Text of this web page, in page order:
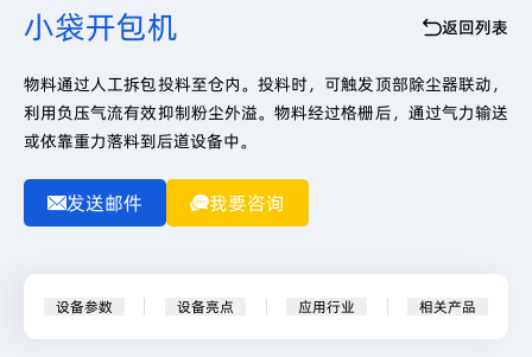
小袋开包机 返回列表
物料通过人工拆包投料至仓内。投料时，可触发顶部除尘器联动，
利用负压气流有效抑制粉尘外溢。物料经过格栅后，通过气力输送
或依靠重力落料到后道设备中。
发送邮件 我要咨询
设备参数 设备亮点 应用行业 相关产品